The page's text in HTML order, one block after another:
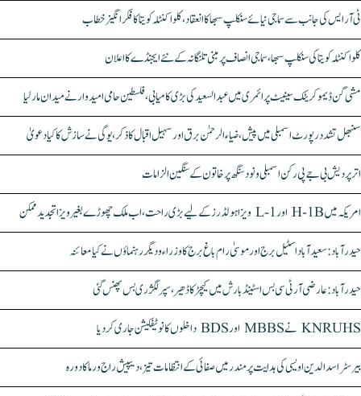
ٹی آر ایس کی جانب سے سماجی نیائے سنکلپ سبھا کا انعقاد، کلواکنٹلہ کویتا کا فکر انگیز خطاب
کلواکنٹلہ کویتا کی سنکلپ سبھا، سماجی انصاف پر مبنی تلنگانہ کے نئے ایجنڈے کا اعلان
مشی گن ڈیموکریٹک سینیٹ پرائمری میں عبدالسعید کی بڑی کامیابی، فلسطین حامی امیدوار نے میدان مار لیا
سنبھل تشدد رپورٹ اسمبلی میں پیش، ضیاء الرحمٰن برق اور سہیل اقبال کا ذکر، یوگی نے سازش کا کیا دعویٰ
اتر پردیش بی جے پی رکن اسمبلی ونود سنگھ پر خاتون کے سنگین الزامات
امریکہ میں H-1B اور L-1 ویزا ہولڈرز کے لیے بڑی راحت، اب ملک چھوڑے بغیر ویزا تجدید ممکن
حیدرآباد: سعیدآباد اسٹیل برج اور موسیٰ رام باغ برج کا وزراء و دیگر رہنماؤں نے کیا معائنہ
حیدرآباد: عارضی آر ٹی سی بس اسٹینڈ بارش میں کیچڑ کا ڈھیر، سپر لگژری بس پھنس گئی
KNRUHS نے MBBS اور BDS داخلوں کا نوٹیفکیشن جاری کر دیا
بیرسٹر اسدالدین اویسی کی ہدایت پر مندر میں صفائی کے انتظامات تیز، دیپیش راج ورما کا دورہ